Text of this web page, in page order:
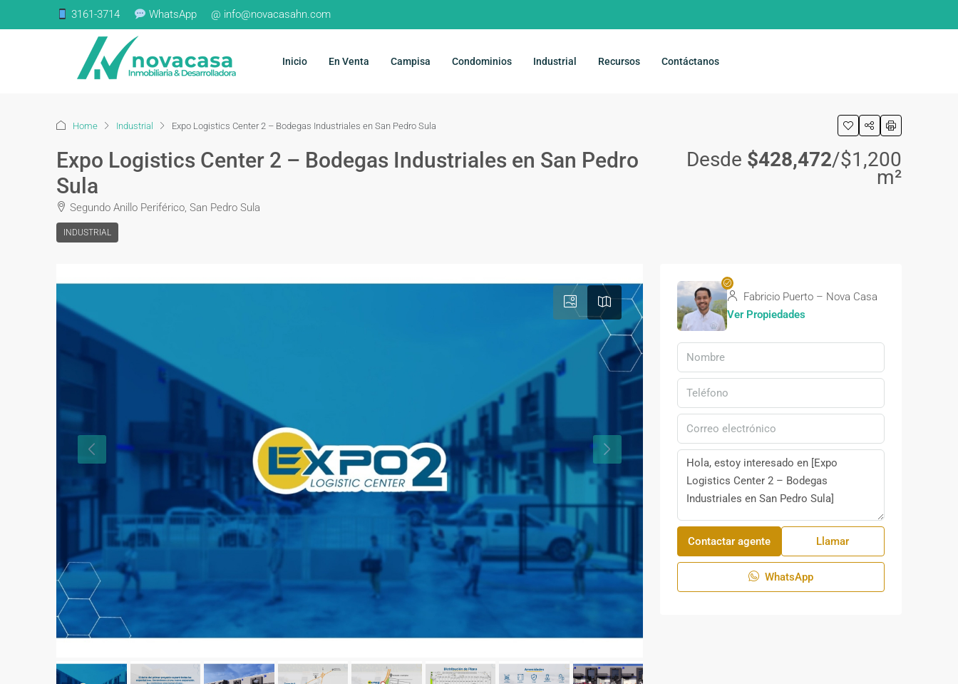
3161-3714 WhatsApp @ info@novacasahn.com
Inicio En Venta Campisa Condominios Industrial Recursos Contáctanos
Home Industrial Expo Logistics Center 2 – Bodegas Industriales en San Pedro Sula
Expo Logistics Center 2 – Bodegas Industriales en San Pedro
Sula
Segundo Anillo Periférico, San Pedro Sula
INDUSTRIAL
Desde $428,472/$1,200
m²
Fabricio Puerto – Nova Casa
Ver Propiedades
Contactar agente Llamar
WhatsApp